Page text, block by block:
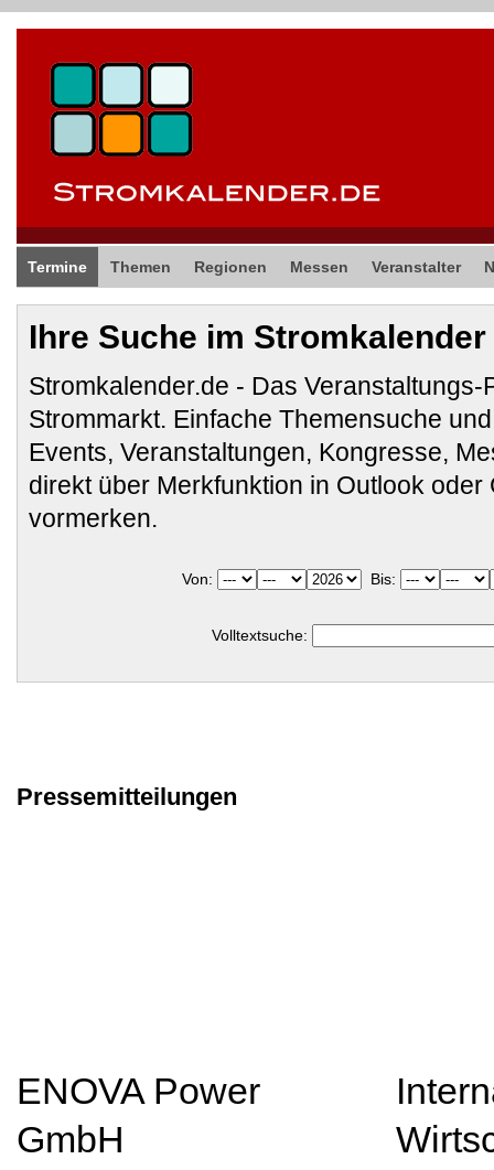
Termine Themen Regionen Messen Veranstalter
Ihre Suche im Stromkalender
Stromkalender.de - Das Veranstaltungs-
Strommarkt. Einfache Themensuche
Events, Veranstaltungen, Kongresse,
direkt über Merkfunktion in Outlook oder
vormerken.
Von: Bis:
Volltextsuche:
Pressemitteilungen
ENOVA Power
GmbH